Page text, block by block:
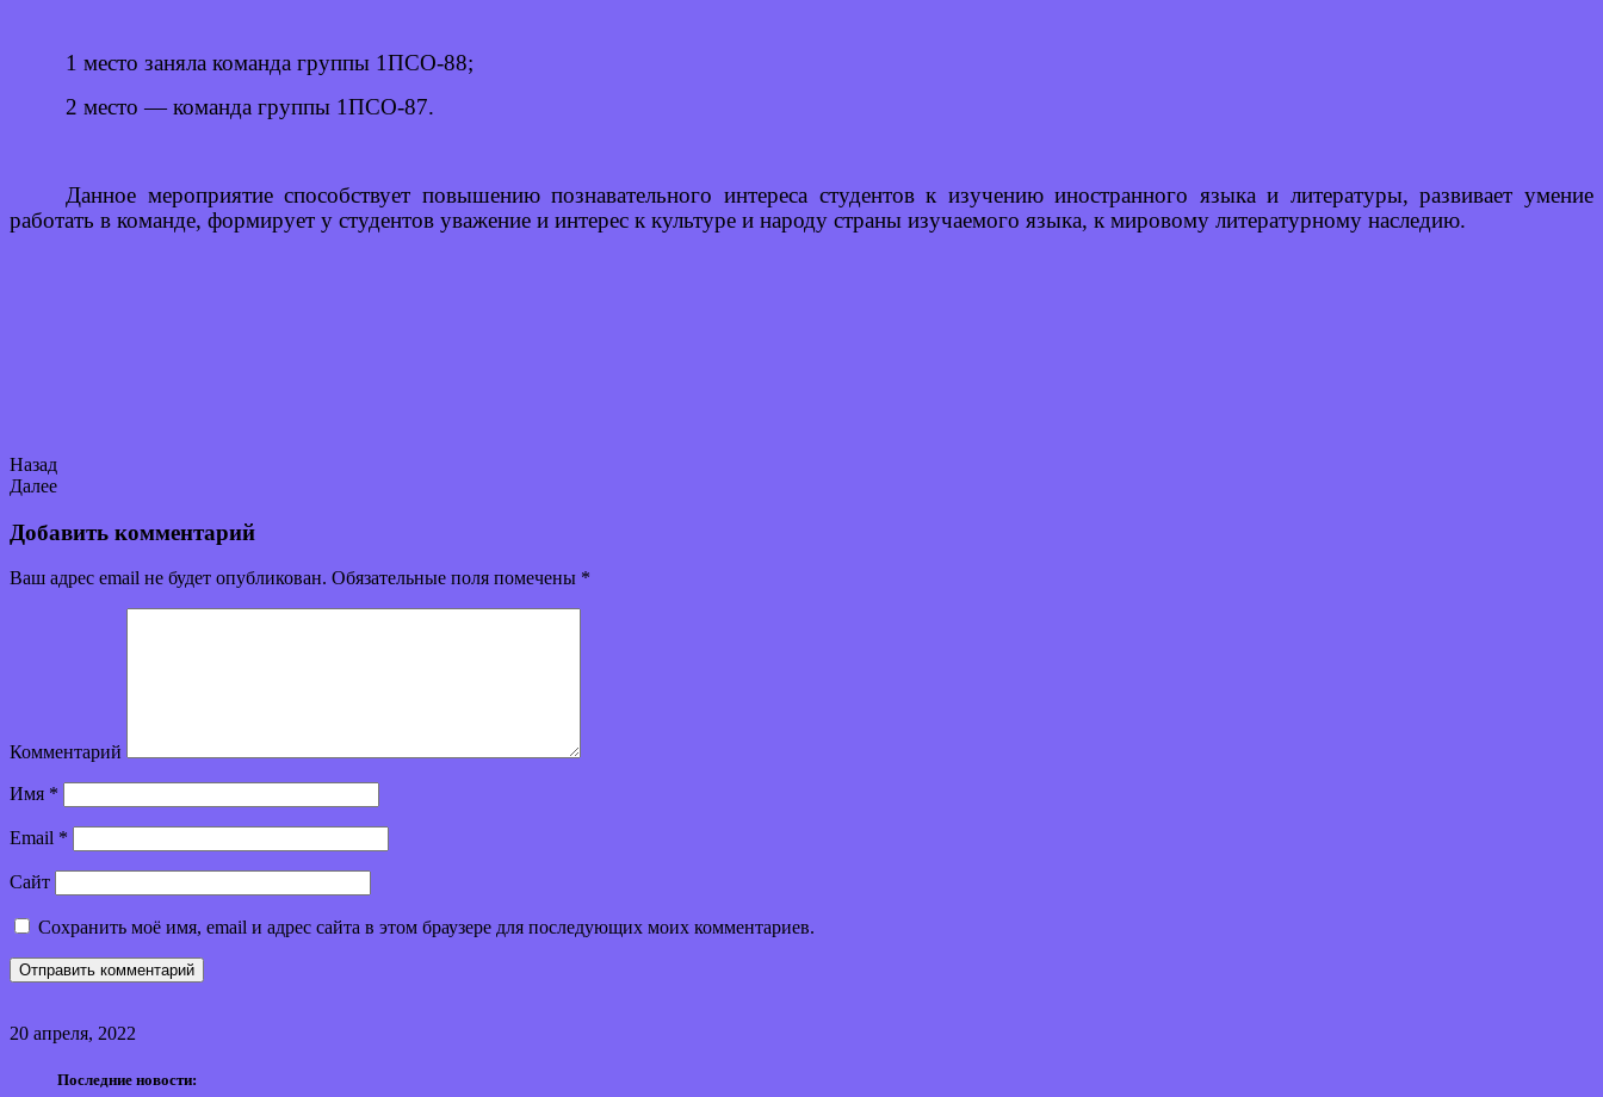
1 место заняла команда группы 1ПСО-88;
2 место — команда группы 1ПСО-87.
Данное мероприятие способствует повышению познавательного интереса студентов к изучению иностранного языка и литературы, развивает умение
работать в команде, формирует у студентов уважение и интерес к культуре и народу страны изучаемого языка, к мировому литературному наследию.
Назад
Далее
Добавить комментарий
Ваш адрес email не будет опубликован. Обязательные поля помечены *
Комментарий
Имя *
Email *
Сайт
Сохранить моё имя, email и адрес сайта в этом браузере для последующих моих комментариев.
20 апреля, 2022
Последние новости: